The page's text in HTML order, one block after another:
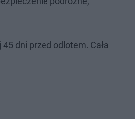
dni przed odlotem. Cała